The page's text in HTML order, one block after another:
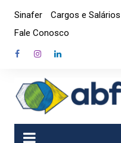
content
Sinafer Cargos e Salários
Fale Conosco